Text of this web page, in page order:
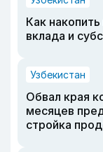
Как
вклада и
Узбекистан
Обвал края
месяцев
стройка